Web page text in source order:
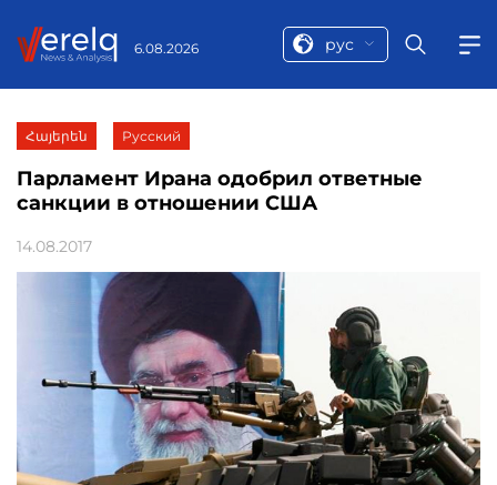
6.08.2026 рус
Հայերեն Русский
Парламент Ирана одобрил ответные
санкции в отношении США
14.08.2017